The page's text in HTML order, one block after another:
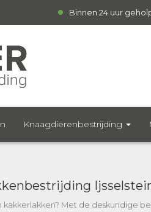
Binnen 24 uur
Knaagdierenbestrijding
kakkerlakken? Met de deskundige